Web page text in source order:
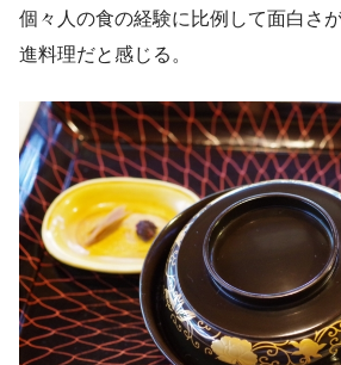
個々人の食の経験に比例して面白さ
進料理だと感じる。